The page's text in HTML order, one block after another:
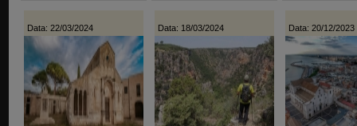
Data: 22/03/2024 Data: 18/03/2024 Data: 20/12/2023